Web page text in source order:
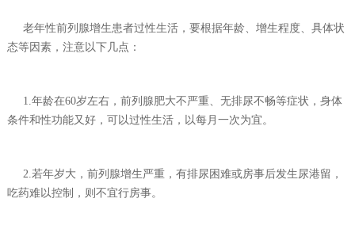
老年性前列腺增生患者过性生活，要根据年龄、增生程度、具体状
态等因素，注意以下几点：
1.年龄在60岁左右，前列腺肥大不严重、无排尿不畅等症状，身体
条件和性功能又好，可以过性生活，以每月一次为宜。
2.若年岁大，前列腺增生严重，有排尿困难或房事后发生尿港留，
吃药难以控制，则不宜行房事。